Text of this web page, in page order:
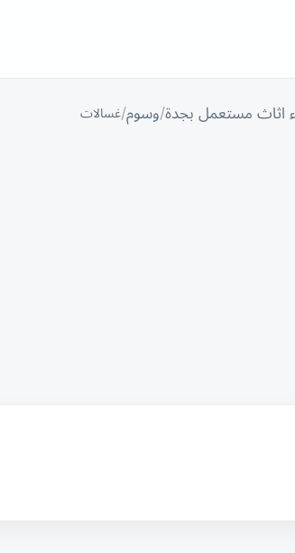
اثاث مستعمل بجدة وسوم غسالات